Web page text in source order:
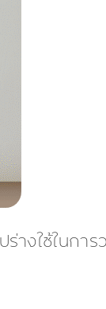
งใช้ในการ